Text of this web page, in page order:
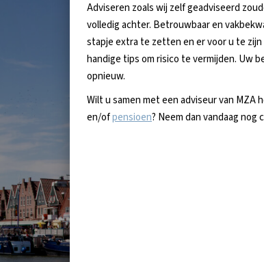
Adviseren zoals wij zelf geadviseerd
volledig achter. Betrouwbaar en
stapje extra te zetten en er voor u te
handige tips om risico te vermijden. Uw
opnieuw.
Wilt u samen met een adviseur van MZA
en/ofpensioen? Neem dan vandaag nog